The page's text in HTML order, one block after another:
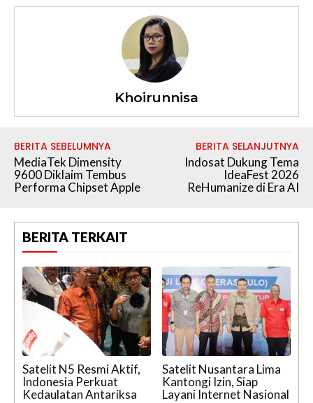
Khoirunnisa
BERITA SEBELUMNYA
MediaTek Dimensity
9600 Diklaim Tembus
Performa Chipset Apple
BERITA SELANJUTNYA
Indosat Dukung Tema
IdeaFest 2026
ReHumanize di Era AI
BERITA TERKAIT
Satelit N5 Resmi Aktif,
Indonesia Perkuat
Kedaulatan Antariksa
Satelit Nusantara Lima
Kantongi Izin, Siap
Layani Internet Nasional